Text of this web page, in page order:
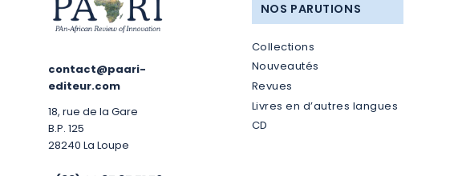
contact@paari-
editeur.com
18, rue de la Gare
B.P. 125
28240 La Loupe
NOS PARUTIONS
Collections
Nouveautés
Revues
Livres en d’autres langues
CD